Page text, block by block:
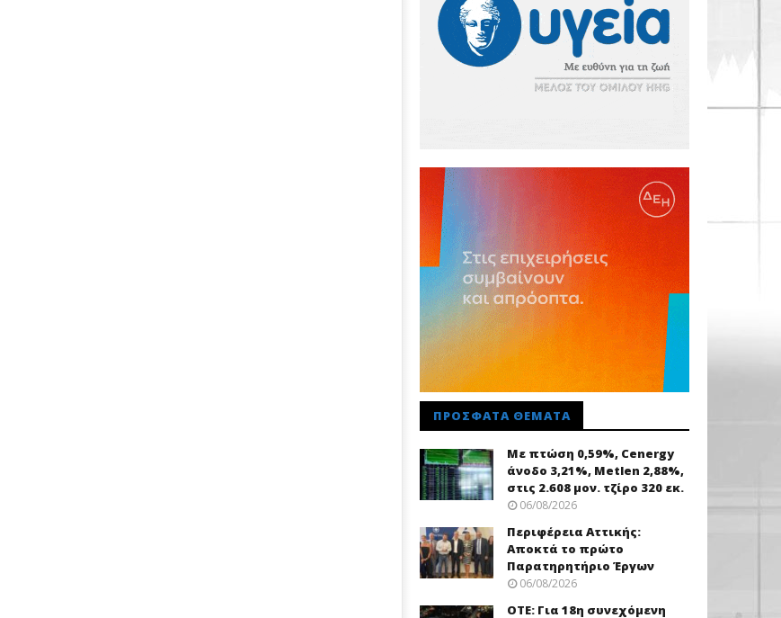
ΠΡΌΣΦΑΤΑ ΘΈΜΑΤΑ
Με πτώση 0,59%, Cenergy
άνοδο 3,21%, Metlen 2,88%,
στις 2.608 μον. τζίρο 320 εκ.
06/08/2026
Περιφέρεια Αττικής:
Αποκτά το πρώτο
Παρατηρητήριο Έργων
06/08/2026
ΟΤΕ: Για 18η συνεχόμενη